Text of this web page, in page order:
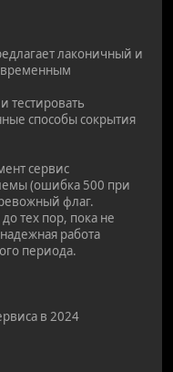
лаконичный и
тестировать
способы сокрытия
сервис
(ошибка 500 при
флаг.
тех пор, пока не
работа
периода.
в 2024